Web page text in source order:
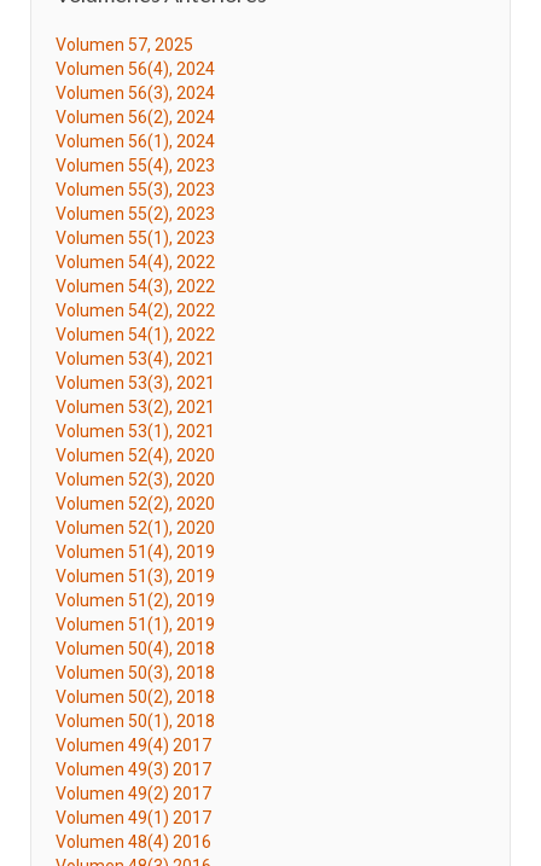
Volumen 57, 2025
Volumen 56(4), 2024
Volumen 56(3), 2024
Volumen 56(2), 2024
Volumen 56(1), 2024
Volumen 55(4), 2023
Volumen 55(3), 2023
Volumen 55(2), 2023
Volumen 55(1), 2023
Volumen 54(4), 2022
Volumen 54(3), 2022
Volumen 54(2), 2022
Volumen 54(1), 2022
Volumen 53(4), 2021
Volumen 53(3), 2021
Volumen 53(2), 2021
Volumen 53(1), 2021
Volumen 52(4), 2020
Volumen 52(3), 2020
Volumen 52(2), 2020
Volumen 52(1), 2020
Volumen 51(4), 2019
Volumen 51(3), 2019
Volumen 51(2), 2019
Volumen 51(1), 2019
Volumen 50(4), 2018
Volumen 50(3), 2018
Volumen 50(2), 2018
Volumen 50(1), 2018
Volumen 49(4) 2017
Volumen 49(3) 2017
Volumen 49(2) 2017
Volumen 49(1) 2017
Volumen 48(4) 2016